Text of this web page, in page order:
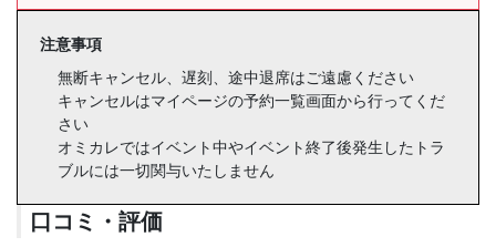
注意事項
無断キャンセル、遅刻、途中退席はご遠慮ください
キャンセルはマイページの予約一覧画面から行ってくだ
さい
オミカレではイベント中やイベント終了後発生したトラ
ブルには一切関与いたしません
口コミ・評価